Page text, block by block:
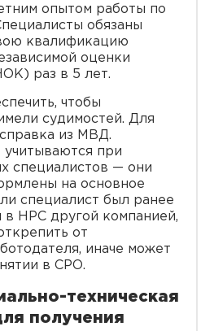
опытом работы по
обязаны
квалификацию
оценки
раз в 5 лет.
чтобы
судимостей. Для
из МВД.
при
специалистов — они
на основное
специалист был ранее
в НРС другой компанией,
от
иначе может
в СРО.
техническая
получения